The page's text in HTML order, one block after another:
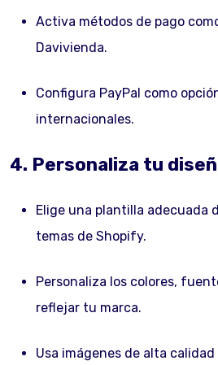
Activa métodos de pago
Davivienda.
Configura PayPal como
internacionales.
4. Personaliza tu
Elige una plantilla adecuada
temas de Shopify.
Personaliza los colores,
reflejar tu marca.
Usa imágenes de alta